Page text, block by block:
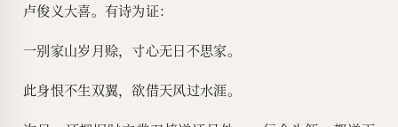
卢俊义大喜。有诗为证：
一别家山岁月赊，寸心无日不思家。
此身恨不生双翼，欲借天风过水涯。